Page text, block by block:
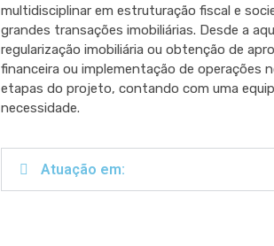
multidisciplinar em estruturação fiscal e
grandes transações imobiliárias. Desde a
regularização imobiliária ou obtenção de
financeira ou implementação de operações
etapas do projeto, contando com uma
necessidade.
Atuação em: